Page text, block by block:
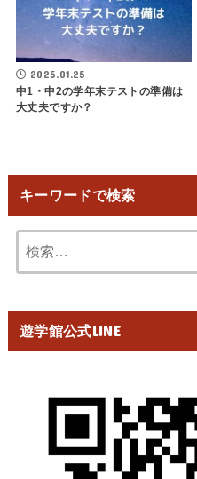
2025.01.25
中1・中2の学年末テストの準備は
大丈夫ですか？
キーワードで検索
遊学館公式LINE